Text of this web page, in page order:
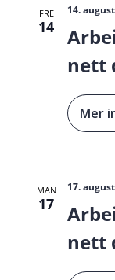
FRE
14
nett
14.
Mer
MAN
17
nett
17.